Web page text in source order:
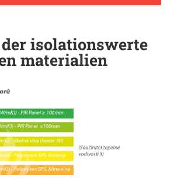
isolationswerte
materialien